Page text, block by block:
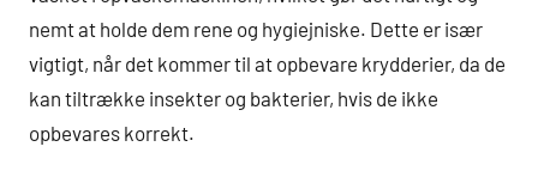
nemt at holde dem rene og hygiejniske. Dette er især
vigtigt, når det kommer til at opbevare krydderier, da de
kan tiltrække insekter og bakterier, hvis de ikke
opbevares korrekt.